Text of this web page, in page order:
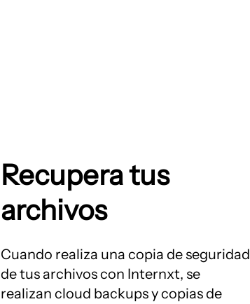
Recupera tus
archivos
Cuando realiza una copia de seguridad
de tus archivos con Internxt, se
realizan cloud backups y copias de